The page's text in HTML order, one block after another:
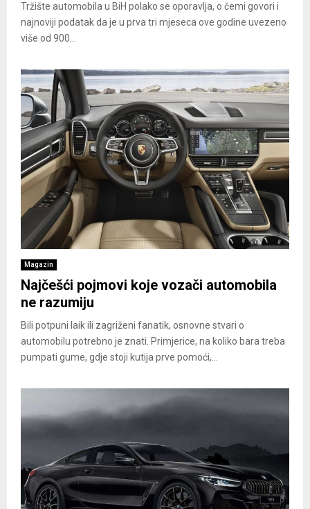
Tržište automobila u BiH polako se oporavlja, o čemi govori i
najnoviji podatak da je u prva tri mjeseca ove godine uvezeno
više od 900...
Magazin
Najčešći pojmovi koje vozači automobila
ne razumiju
Bili potpuni laik ili zagriženi fanatik, osnovne stvari o
automobilu potrebno je znati. Primjerice, na koliko bara treba
pumpati gume, gdje stoji kutija prve pomoći,...